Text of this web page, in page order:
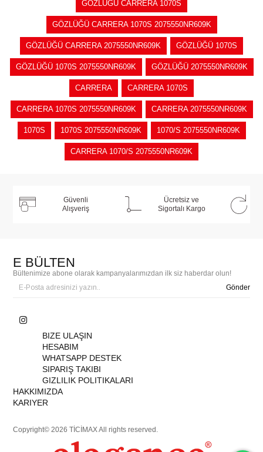
GÖZLÜĞÜ CARRERA 1070S
GÖZLÜĞÜ CARRERA 1070S 2075550NR609K
GÖZLÜĞÜ CARRERA 2075550NR609K GÖZLÜĞÜ 1070S
GÖZLÜĞÜ 1070S 2075550NR609K GÖZLÜĞÜ 2075550NR609K
CARRERA CARRERA 1070S
CARRERA 1070S 2075550NR609K CARRERA 2075550NR609K
1070S 1070S 2075550NR609K 1070/S 2075550NR609K
CARRERA 1070/S 2075550NR609K
Güvenli
Alışveriş
Ücretsiz ve
Sigortalı Kargo
E BÜLTEN
Bültenimize abone olarak kampanyalarımızdan ilk siz haberdar olun!
Gönder
BIZE ULAŞIN
HESABIM
WHATSAPP DESTEK
SIPARIŞ TAKIBI
GIZLILIK POLITIKALARI
HAKKIMIZDA
KARIYER
Copyright© 2026 TİCİMAX All rights reserved.